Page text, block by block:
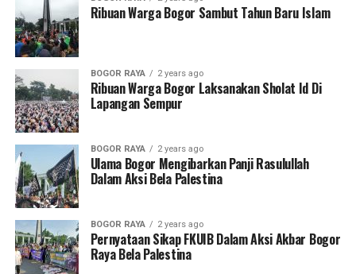
Astrolab merupakan penemuan yang dihargai dalam
Islam karena kemampuannya untuk menentukan waktu
shalat dan juga dipakai sebagai bantuan dalam
menemukan arah ke Makkah (penentuan kiblat).
Hal itu berarti perempuan tidak dilarang berkiprah dan
menuntut ilmu selama tidak melanggar hukum syara’
dan tidak melupakan tugas utamanya sebagai ibu bagi
anak-anaknya, istri bagi suaminya dan anak bagi
orangtuanya.
Wallahu a’lam bish showwab.
RELATED TOPICS:
Ribuan Warga Bogor Sambut Tahun Baru Islam
BOGOR RAYA 2 years ago
Ribuan Warga Bogor Laksanakan Sholat Id Di
Lapangan Sempur
BOGOR RAYA 2 years ago
Ulama Bogor Mengibarkan Panji Rasulullah
Dalam Aksi Bela Palestina
BOGOR RAYA 2 years ago
Pernyataan Sikap FKUIB Dalam Aksi Akbar Bogor
Raya Bela Palestina